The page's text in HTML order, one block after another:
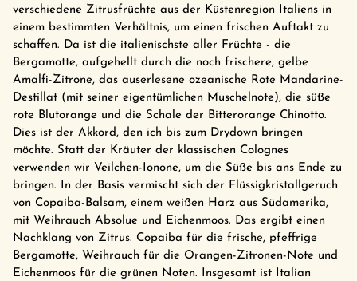
verschiedene Zitrusfrüchte aus der Küstenregion Italiens in
einem bestimmten Verhältnis, um einen frischen Auftakt zu
schaffen. Da ist die italienischste aller Früchte - die
Bergamotte, aufgehellt durch die noch frischere, gelbe
Amalfi-Zitrone, das auserlesene ozeanische Rote Mandarine-
Destillat (mit seiner eigentümlichen Muschelnote), die süße
rote Blutorange und die Schale der Bitterorange Chinotto.
Dies ist der Akkord, den ich bis zum Drydown bringen
möchte. Statt der Kräuter der klassischen Colognes
verwenden wir Veilchen-Ionone, um die Süße bis ans Ende zu
bringen. In der Basis vermischt sich der Flüssigkristallgeruch
von Copaiba-Balsam, einem weißen Harz aus Südamerika,
mit Weihrauch Absolue und Eichenmoos. Das ergibt einen
Nachklang von Zitrus. Copaiba für die frische, pfeffrige
Bergamotte, Weihrauch für die Orangen-Zitronen-Note und
Eichenmoos für die grünen Noten. Insgesamt ist Italian